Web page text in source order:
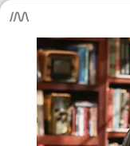
Anasayfa
Sitene Ekle